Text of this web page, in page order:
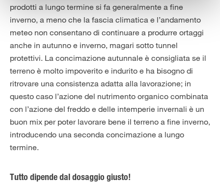
prodotti a lungo termine si fa generalmente a fine
inverno, a meno che la fascia climatica e l’andamento
meteo non consentano di continuare a produrre ortaggi
anche in autunno e inverno, magari sotto tunnel
protettivi. La concimazione autunnale è consigliata se il
terreno è molto impoverito e indurito e ha bisogno di
ritrovare una consistenza adatta alla lavorazione; in
questo caso l’azione del nutrimento organico combinata
con l’azione del freddo e delle intemperie invernali è un
buon mix per poter lavorare bene il terreno a fine inverno,
introducendo una seconda concimazione a lungo
termine.
Tutto dipende dal dosaggio giusto!